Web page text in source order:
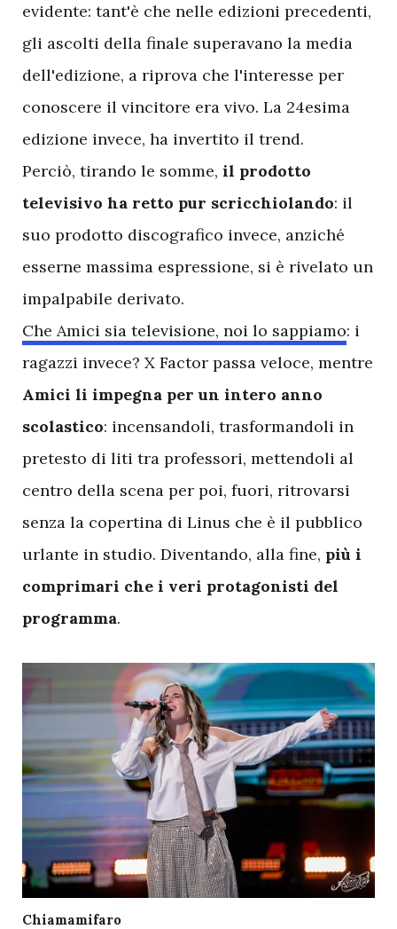
evidente: tant'è che nelle edizioni precedenti,
gli ascolti della finale superavano la media
dell'edizione, a riprova che l'interesse per
conoscere il vincitore era vivo. La 24esima
edizione invece, ha invertito il trend.
Perciò, tirando le somme, il prodotto
televisivo ha retto pur scricchiolando: il
suo prodotto discografico invece, anziché
esserne massima espressione, si è rivelato un
impalpabile derivato.
Che Amici sia televisione, noi lo sappiamo: i
ragazzi invece? X Factor passa veloce, mentre
Amici li impegna per un intero anno
scolastico: incensandoli, trasformandoli in
pretesto di liti tra professori, mettendoli al
centro della scena per poi, fuori, ritrovarsi
senza la copertina di Linus che è il pubblico
urlante in studio. Diventando, alla fine, più i
comprimari che i veri protagonisti del
programma.
Chiamamifaro